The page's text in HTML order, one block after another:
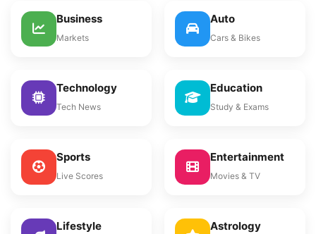
Business
Markets
Auto
Cars & Bikes
Technology
Tech News
Education
Study & Exams
Sports
Live Scores
Entertainment
Movies & TV
Lifestyle Astrology